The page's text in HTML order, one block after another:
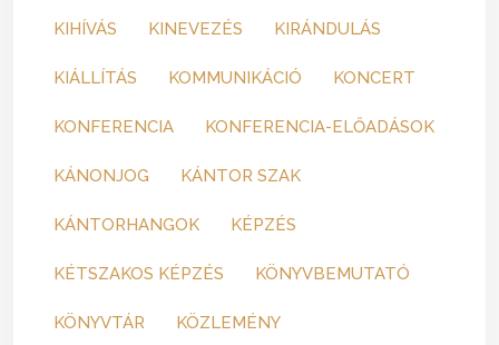
KIHÍVÁS KINEVEZÉS KIRÁNDULÁS
KIÁLLÍTÁS KOMMUNIKÁCIÓ KONCERT
KONFERENCIA KONFERENCIA-ELŐADÁSOK
KÁNONJOG KÁNTOR SZAK
KÁNTORHANGOK KÉPZÉS
KÉTSZAKOS KÉPZÉS KÖNYVBEMUTATÓ
KÖNYVTÁR KÖZLEMÉNY